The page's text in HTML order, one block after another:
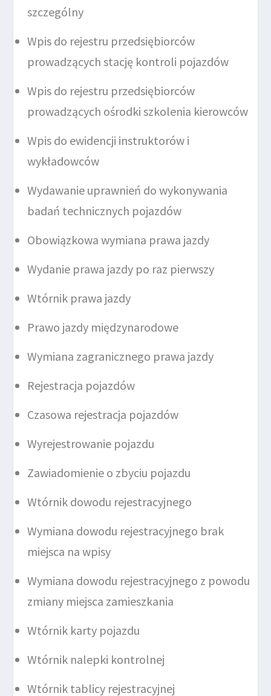
szczególny
Wpis do rejestru przedsiębiorców
prowadzących stację kontroli pojazdów
Wpis do rejestru przedsiębiorców
prowadzących ośrodki szkolenia kierowców
Wpis do ewidencji instruktorów i
wykładowców
Wydawanie uprawnień do wykonywania
badań technicznych pojazdów
Obowiązkowa wymiana prawa jazdy
Wydanie prawa jazdy po raz pierwszy
Wtórnik prawa jazdy
Prawo jazdy międzynarodowe
Wymiana zagranicznego prawa jazdy
Rejestracja pojazdów
Czasowa rejestracja pojazdów
Wyrejestrowanie pojazdu
Zawiadomienie o zbyciu pojazdu
Wtórnik dowodu rejestracyjnego
Wymiana dowodu rejestracyjnego brak
miejsca na wpisy
Wymiana dowodu rejestracyjnego z powodu
zmiany miejsca zamieszkania
Wtórnik karty pojazdu
Wtórnik nalepki kontrolnej
Wtórnik tablicy rejestracyjnej